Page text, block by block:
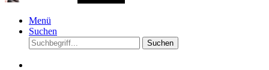
Menü
Suchen
Suchen